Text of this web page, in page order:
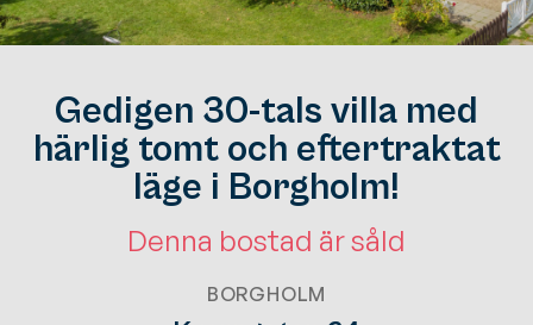
Gedigen 30-tals villa med
härlig tomt och eftertraktat
läge i Borgholm!
Denna bostad är såld
BORGHOLM